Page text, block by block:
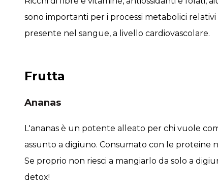
sono importanti per i processi metabolici
presente nel sangue, a livello cardiovascolare.
Frutta
Ananas
L'ananas è un potente alleato per chi vuole
assunto a digiuno. Consumato con le proteine
Se proprio non riesci a mangiarlo da solo a
detox!